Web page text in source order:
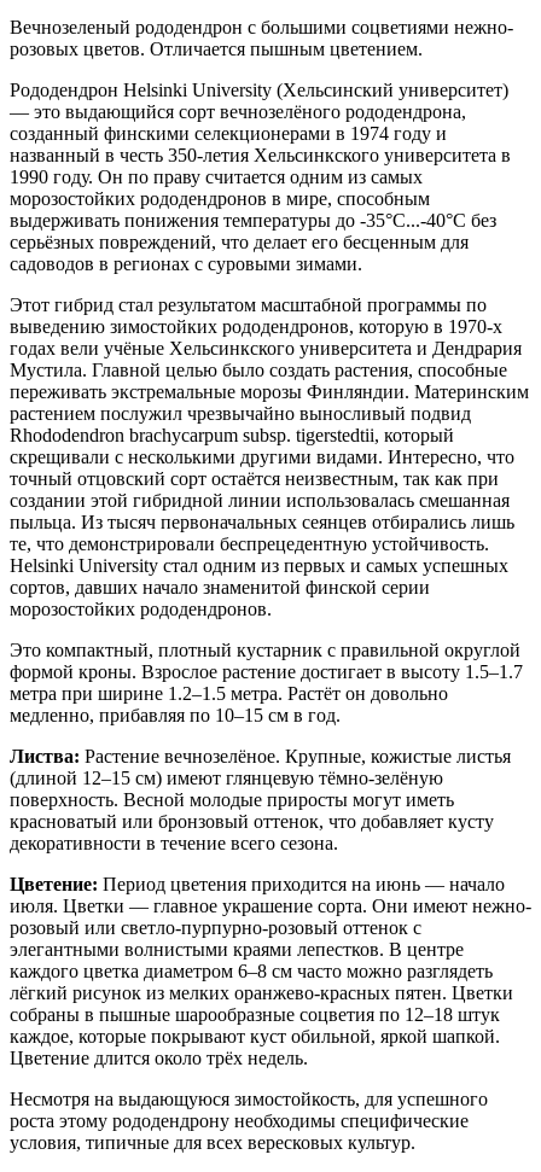
Вечнозеленый рододендрон с большими соцветиями нежно-
розовых цветов. Отличается пышным цветением.
Рододендрон Helsinki University (Хельсинский университет)
— это выдающийся сорт вечнозелёного рододендрона,
созданный финскими селекционерами в 1974 году и
названный в честь 350-летия Хельсинкского университета в
1990 году. Он по праву считается одним из самых
морозостойких рододендронов в мире, способным
выдерживать понижения температуры до -35°C...-40°C без
серьёзных повреждений, что делает его бесценным для
садоводов в регионах с суровыми зимами.
Этот гибрид стал результатом масштабной программы по
выведению зимостойких рододендронов, которую в 1970-х
годах вели учёные Хельсинкского университета и Дендрария
Мустила. Главной целью было создать растения, способные
переживать экстремальные морозы Финляндии. Материнским
растением послужил чрезвычайно выносливый подвид
Rhododendron brachycarpum subsp. tigerstedtii, который
скрещивали с несколькими другими видами. Интересно, что
точный отцовский сорт остаётся неизвестным, так как при
создании этой гибридной линии использовалась смешанная
пыльца. Из тысяч первоначальных сеянцев отбирались лишь
те, что демонстрировали беспрецедентную устойчивость.
Helsinki University стал одним из первых и самых успешных
сортов, давших начало знаменитой финской серии
морозостойких рододендронов.
Это компактный, плотный кустарник с правильной округлой
формой кроны. Взрослое растение достигает в высоту 1.5–1.7
метра при ширине 1.2–1.5 метра. Растёт он довольно
медленно, прибавляя по 10–15 см в год.
Листва: Растение вечнозелёное. Крупные, кожистые листья
(длиной 12–15 см) имеют глянцевую тёмно-зелёную
поверхность. Весной молодые приросты могут иметь
красноватый или бронзовый оттенок, что добавляет кусту
декоративности в течение всего сезона.
Цветение: Период цветения приходится на июнь — начало
июля. Цветки — главное украшение сорта. Они имеют нежно-
розовый или светло-пурпурно-розовый оттенок с
элегантными волнистыми краями лепестков. В центре
каждого цветка диаметром 6–8 см часто можно разглядеть
лёгкий рисунок из мелких оранжево-красных пятен. Цветки
собраны в пышные шарообразные соцветия по 12–18 штук
каждое, которые покрывают куст обильной, яркой шапкой.
Цветение длится около трёх недель.
Несмотря на выдающуюся зимостойкость, для успешного
роста этому рододендрону необходимы специфические
условия, типичные для всех вересковых культур.